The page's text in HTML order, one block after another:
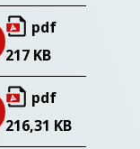
pdf
217 KB
pdf
216,31 KB